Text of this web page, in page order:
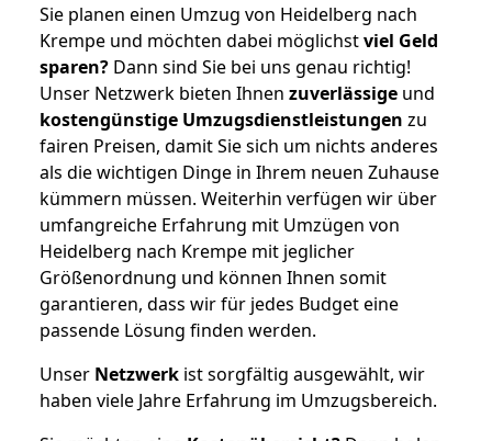
Sie planen einen Umzug von Heidelberg nach
Krempe und möchten dabei möglichstviel Geld
sparen? Dann sind Sie bei uns genau richtig!
Unser Netzwerk bieten Ihnen zuverlässige und
kostengünstige Umzugsdienstleistungen zu
fairen Preisen, damit Sie sich um nichts anderes
als die wichtigen Dinge in Ihrem neuen Zuhause
kümmern müssen. Weiterhin verfügen wir über
umfangreiche Erfahrung mit Umzügen von
Heidelberg nach Krempe mit jeglicher
Größenordnung und können Ihnen somit
garantieren, dass wir für jedes Budget eine
passende Lösung finden werden.
Unser Netzwerk ist sorgfältig ausgewählt, wir
haben viele Jahre Erfahrung im Umzugsbereich.